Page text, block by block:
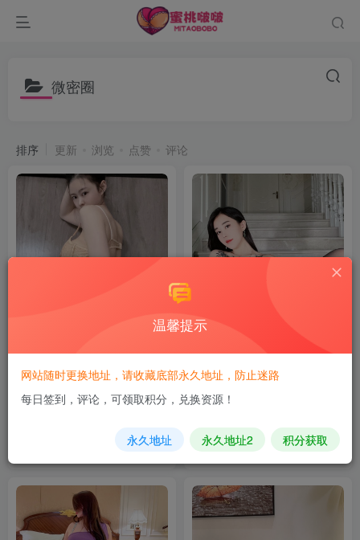
微密圈
排序 更新 浏览 点赞 评论
[16P-15MB]
9月14日 09:48 0
温馨提示
网站随时更换地址，请收藏底部永久地址，防止迷路
每日签到，评论，可领取积分，兑换资源！
永久地址 永久地址2 积分获取